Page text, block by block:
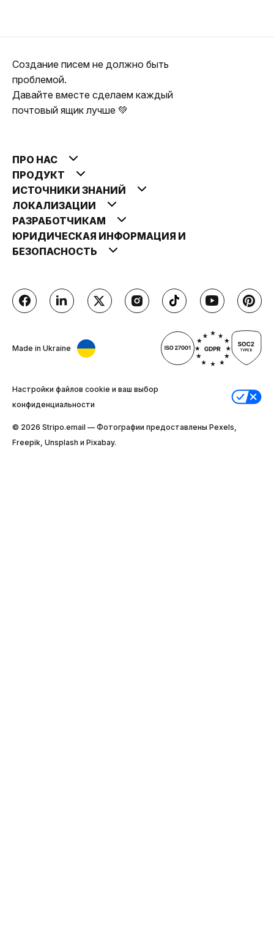
Создание писем не должно быть
проблемой.
Давайте вместе сделаем каждый
почтовый ящик лучше 💚
ПРО НАС
ПРОДУКТ
ИСТОЧНИКИ ЗНАНИЙ
ЛОКАЛИЗАЦИИ
РАЗРАБОТЧИКАМ
ЮРИДИЧЕСКАЯ ИНФОРМАЦИЯ И
БЕЗОПАСНОСТЬ
Made in Ukraine
Настройки файлов cookie и ваш выбор
конфиденциальности
© 2026 Stripо.email — Фотографии предоставлены Pexels,
Freepik, Unsplash и Pixabay.